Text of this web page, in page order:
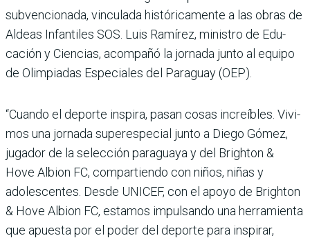
subvencionada, vinculada históricamente a las obras de
Aldeas Infantiles SOS. Luis Ramírez, ministro de Edu­
cación y Ciencias, acompañó la jornada junto al equipo
de Olimpiadas Especiales del Paraguay (OEP).
“Cuando el deporte inspira, pasan cosas increíbles. Vivi­
mos una jornada superespe­cial junto a Diego Gómez,
juga­dor de la selección paraguaya y del Brighton &
Hove Albion FC, compartiendo con niños, niñas y
adolescentes. Desde UNICEF, con el apoyo de Bri­ghton
& Hove Albion FC, esta­mos impulsando una herra­mienta
que apuesta por el poder del deporte para inspi­rar,